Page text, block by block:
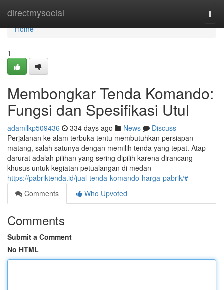
directmysocial
Home
Home
1
Membongkar Tenda Komando:
Fungsi dan Spesifikasi Utul
adamllkp509436 334 days ago News
Discuss
Perjalanan ke alam terbuka tentu membutuhkan persiapan
matang, salah satunya dengan memilih tenda yang tepat. Atap
darurat adalah pilihan yang sering dipilih karena dirancang
khusus untuk kegiatan petualangan di medan
https://pabriktenda.id/jual-tenda-komando-harga-pabrik/#
Comments
Who Upvoted
Comments
Submit a Comment
No HTML